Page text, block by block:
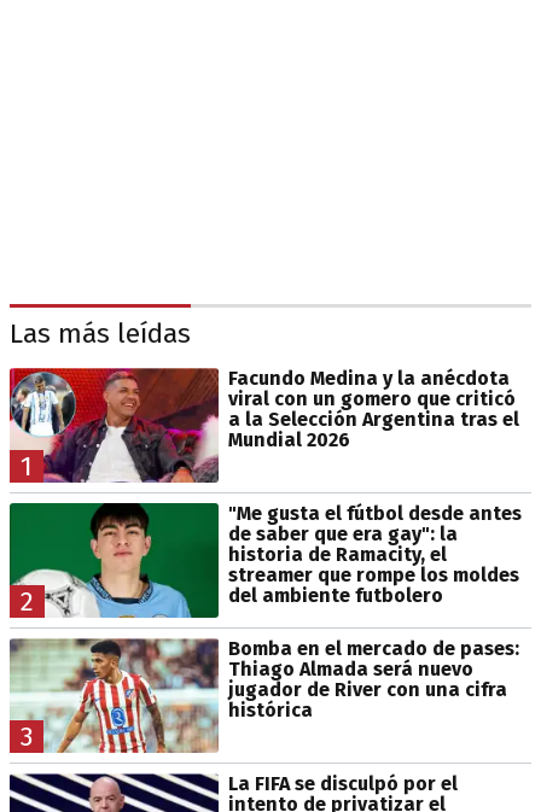
Las más leídas
1
Facundo Medina y la anécdota
viral con un gomero que criticó
a la Selección Argentina tras el
Mundial 2026
2
"Me gusta el fútbol desde antes
de saber que era gay": la
historia de Ramacity, el
streamer que rompe los moldes
del ambiente futbolero
3
Bomba en el mercado de pases:
Thiago Almada será nuevo
jugador de River con una cifra
histórica
La FIFA se disculpó por el
intento de privatizar el